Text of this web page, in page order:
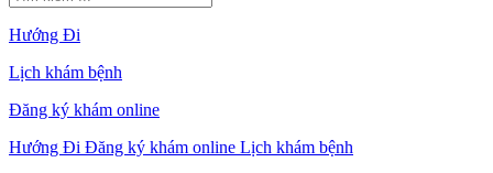
Hướng Đi
Lịch khám bệnh
Đăng ký khám online
Hướng Đi Đăng ký khám online Lịch khám bệnh